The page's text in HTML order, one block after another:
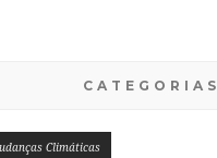
CATEGORIAS
Climáticas